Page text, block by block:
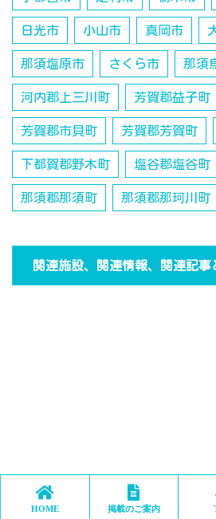
日光市 小山市 真岡市
那須塩原市 さくら市 那須
河内郡上三川町 芳賀郡益子町
芳賀郡市貝町 芳賀郡芳賀町
下都賀郡野木町 塩谷郡塩谷町
那須郡那須町 那須郡那珂川町
関連施設、関連情報、関連記事
HOME 掲載のご案内